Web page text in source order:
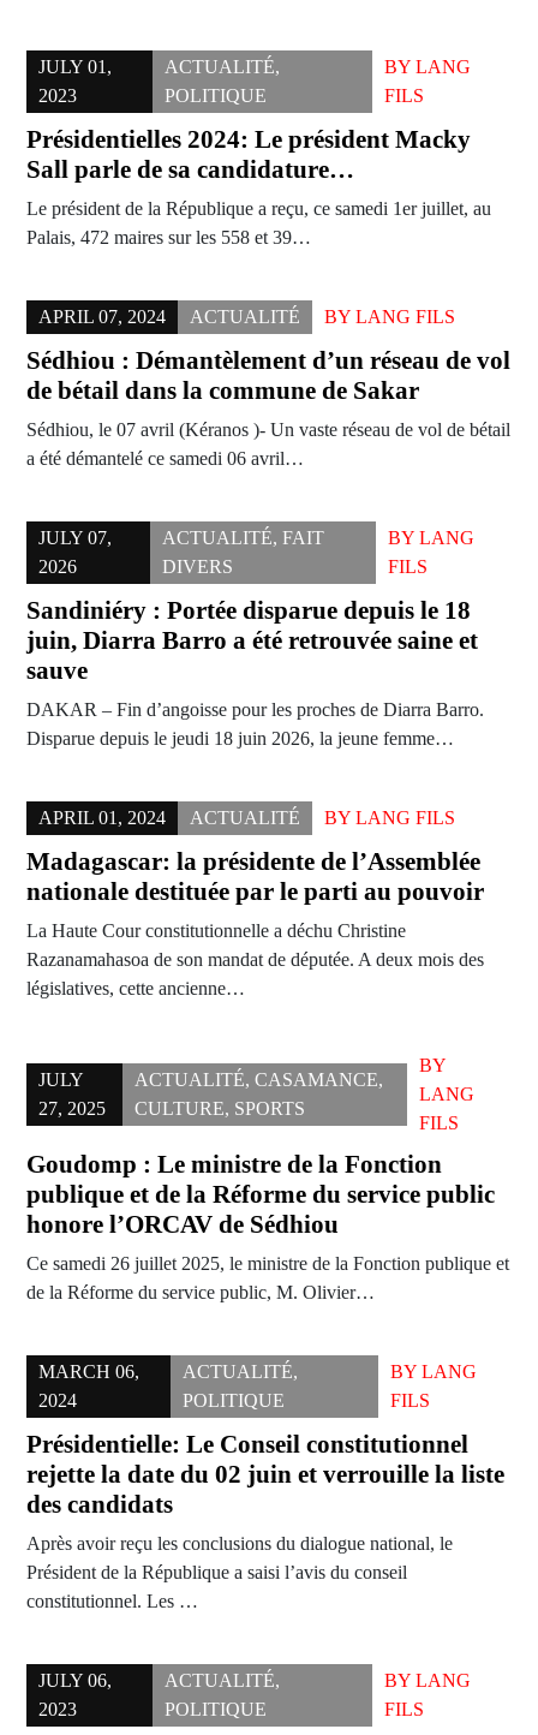
JULY 01,
2023
ACTUALITÉ,
POLITIQUE
BYLANG
FILS
Présidentielles 2024: Le président Macky
Sall parle de sa candidature…
Le président de la République a reçu, ce samedi 1er juillet, au
Palais, 472 maires sur les 558 et 39…
APRIL 07, 2024 ACTUALITÉ BY LANG FILS
Sédhiou : Démantèlement d’un réseau de vol
de bétail dans la commune de Sakar
Sédhiou, le 07 avril (Kéranos )- Un vaste réseau de vol de bétail
a été démantelé ce samedi 06 avril…
JULY 07,
2026
ACTUALITÉ, FAIT
DIVERS
BYLANG
FILS
Sandiniéry : Portée disparue depuis le 18
juin, Diarra Barro a été retrouvée saine et
sauve
DAKAR – Fin d’angoisse pour les proches de Diarra Barro.
Disparue depuis le jeudi 18 juin 2026, la jeune femme…
APRIL 01, 2024 ACTUALITÉ BY LANG FILS
Madagascar: la présidente de l’Assemblée
nationale destituée par le parti au pouvoir
La Haute Cour constitutionnelle a déchu Christine
Razanamahasoa de son mandat de députée. A deux mois des
législatives, cette ancienne…
JULY
27, 2025
ACTUALITÉ, CASAMANCE,
CULTURE, SPORTS
BY
LANG
FILS
Goudomp : Le ministre de la Fonction
publique et de la Réforme du service public
honore l’ORCAV de Sédhiou
Ce samedi 26 juillet 2025, le ministre de la Fonction publique et
de la Réforme du service public, M. Olivier…
MARCH 06,
2024
ACTUALITÉ,
POLITIQUE
BYLANG
FILS
Présidentielle: Le Conseil constitutionnel
rejette la date du 02 juin et verrouille la liste
des candidats
Après avoir reçu les conclusions du dialogue national, le
Président de la République a saisi l’avis du conseil
constitutionnel. Les …
JULY 06,
2023
ACTUALITÉ,
POLITIQUE
BYLANG
FILS